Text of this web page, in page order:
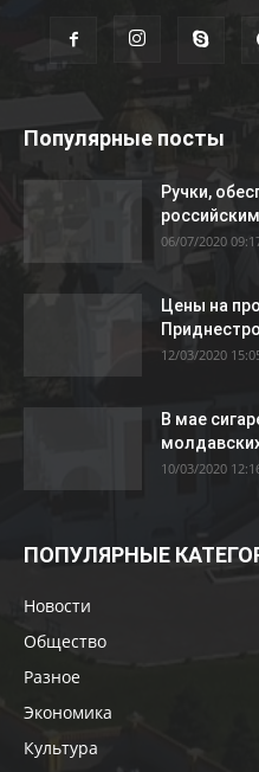
Популярные посты
Ручки,
06/07/2020
Цены на
12/03/2020
В мае
10/03/2020
ПОПУЛЯРНЫЕ
Новости
Общество
Разное
Экономика
Культура